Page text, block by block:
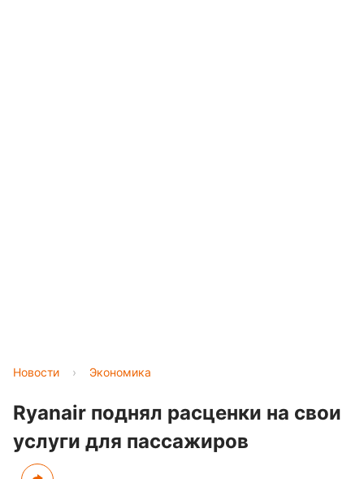
Новости › Экономика
Ryanair поднял расценки на свои
услуги для пассажиров